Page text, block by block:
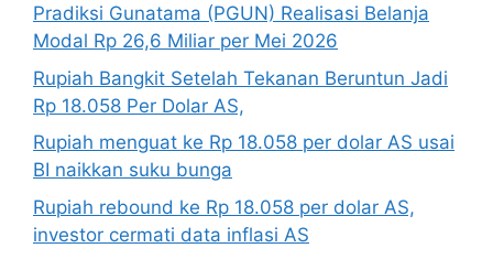
Pradiksi Gunatama (PGUN) Realisasi Belanja
Modal Rp 26,6 Miliar per Mei 2026
Rupiah Bangkit Setelah Tekanan Beruntun Jadi
Rp 18.058 Per Dolar AS,
Rupiah menguat ke Rp 18.058 per dolar AS usai
BI naikkan suku bunga
Rupiah rebound ke Rp 18.058 per dolar AS,
investor cermati data inflasi AS